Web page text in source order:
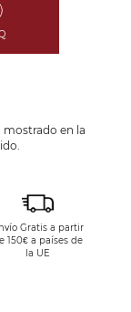
en la
Gratis a partir
150€ a países de
la UE